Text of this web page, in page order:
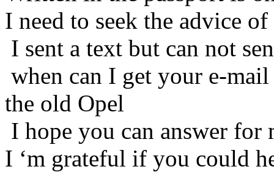
I need to seek the advice
I sent a text but can not
when can I get your e-
the old Opel
I hope you can answer for
I ‘m grateful if you could